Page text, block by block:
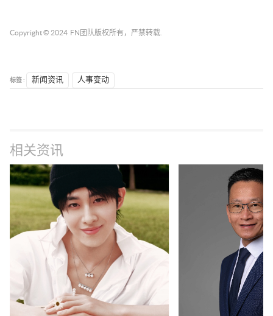
Copyright © 2024 FN团队 版权所有，严禁转载.
标签 : 新闻资讯 人事变动
相关资讯